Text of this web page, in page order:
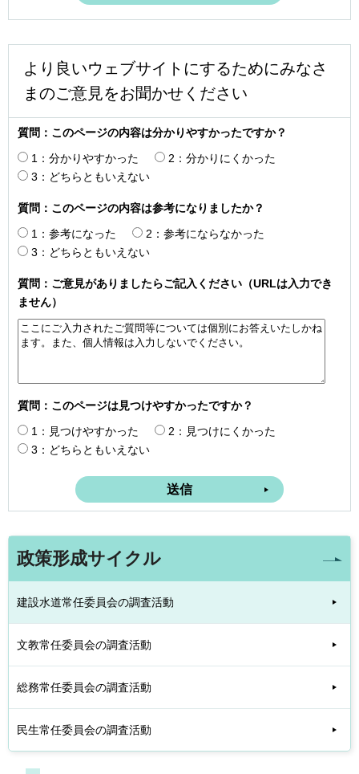
より良いウェブサイトにするためにみなさ
まのご意見をお聞かせください
質問：このページの内容は分かりやすかったですか？
1：分かりやすかった
2：分かりにくかった
3：どちらともいえない
質問：このページの内容は参考になりましたか？
1：参考になった
2：参考にならなかった
3：どちらともいえない
質問：ご意見がありましたらご記入ください（URLは入力でき
ません）
質問：このページは見つけやすかったですか？
1：見つけやすかった
2：見つけにくかった
3：どちらともいえない
政策形成サイクル
建設水道常任委員会の調査活動
文教常任委員会の調査活動
総務常任委員会の調査活動
民生常任委員会の調査活動